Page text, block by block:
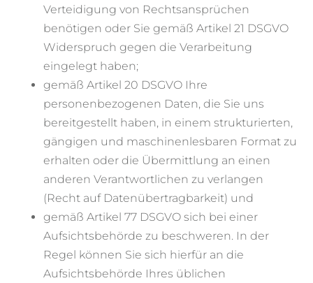
Verteidigung von Rechtsansprüchen
benötigen oder Sie gemäß Artikel 21 DSGVO
Widerspruch gegen die Verarbeitung
eingelegt haben;
gemäß Artikel 20 DSGVO Ihre
personenbezogenen Daten, die Sie uns
bereitgestellt haben, in einem strukturierten,
gängigen und maschinenlesbaren Format zu
erhalten oder die Übermittlung an einen
anderen Verantwortlichen zu verlangen
(Recht auf Datenübertragbarkeit) und
gemäß Artikel 77 DSGVO sich bei einer
Aufsichtsbehörde zu beschweren. In der
Regel können Sie sich hierfür an die
Aufsichtsbehörde Ihres üblichen